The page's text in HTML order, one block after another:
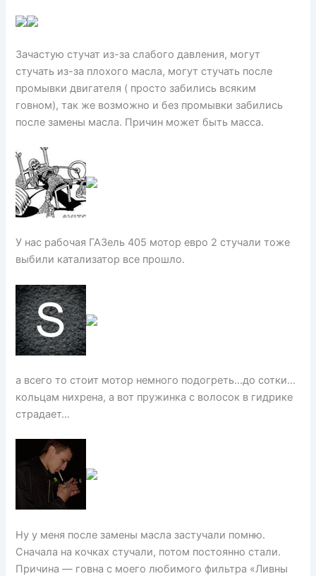
Зачастую стучат из-за слабого давления, могут
стучать из-за плохого масла, могут стучать после
промывки двигателя ( просто забились всяким
говном), так же возможно и без промывки забились
после замены масла. Причин может быть масса.
У нас рабочая ГАЗель 405 мотор евро 2 стучали тоже
выбили катализатор все прошло.
а всего то стоит мотор немного подогреть…до сотки…
кольцам нихрена, а вот пружинка с волосок в гидрике
страдает…
Ну у меня после замены масла застучали помню.
Сначала на кочках стучали, потом постоянно стали.
Причина — говна с моего любимого фильтра «Ливны